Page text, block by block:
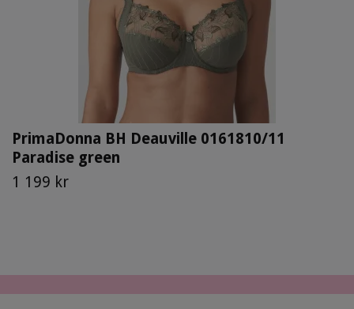
PrimaDonna BH Deauville 0161810/11
Paradise green
1 199 kr